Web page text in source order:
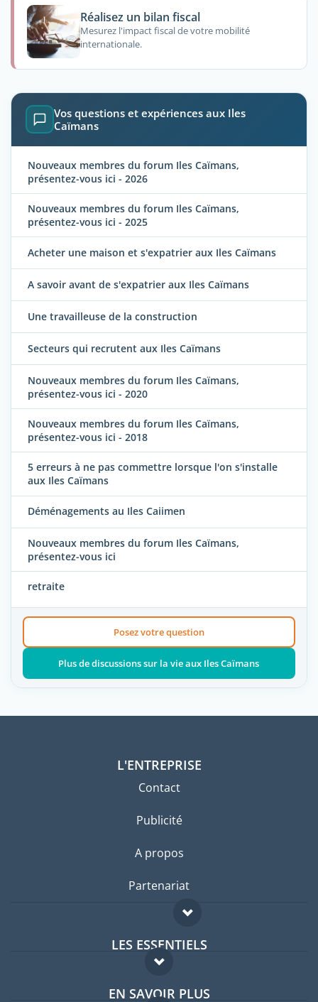
Réalisez un bilan fiscal
Mesurez l'impact fiscal de votre mobilité
internationale.
Vos questions et expériences aux Iles
Caïmans
Nouveaux membres du forum Iles Caïmans,
présentez-vous ici - 2026
Nouveaux membres du forum Iles Caïmans,
présentez-vous ici - 2025
Acheter une maison et s'expatrier aux Iles Caïmans
A savoir avant de s'expatrier aux Iles Caïmans
Une travailleuse de la construction
Secteurs qui recrutent aux Iles Caïmans
Nouveaux membres du forum Iles Caïmans,
présentez-vous ici - 2020
Nouveaux membres du forum Iles Caïmans,
présentez-vous ici - 2018
5 erreurs à ne pas commettre lorsque l'on s'installe
aux Iles Caïmans
Déménagements au Iles Caiimen
Nouveaux membres du forum Iles Caïmans,
présentez-vous ici
retraite
Posez votre question
Plus de discussions sur la vie aux Iles Caïmans
L'ENTREPRISE
Contact
Publicité
A propos
Partenariat
LES ESSENTIELS
Forum expatriés
EN SAVOIR PLUS